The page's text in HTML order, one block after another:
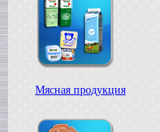
Смеситель типа "Пьяная бочка"
в г. Вологда
Вакуумная емкость
в г. Камышин
Диссольвер
Вакуумный миксер-гомогенизатор
Варочный котел
Мясная продукция